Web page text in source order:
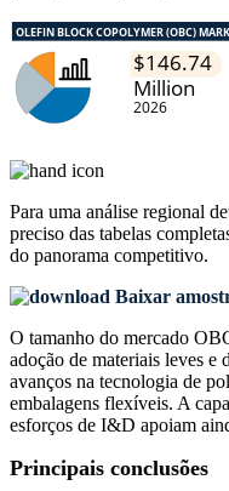
Para uma análise regional
preciso das tabelas
do panorama competitivo.
Baixar
O tamanho do mercado
adoção de materiais leves e
avanços na tecnologia de
embalagens flexíveis. A
esforços de I&D apoiam
Principais conclusões